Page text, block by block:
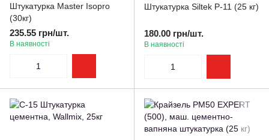
Штукатурка Master Isopro
(30кг)
235.55 грн/шт.
В наявності
Штукатурка Siltek Р-11 (25 кг)
180.00 грн/шт.
В наявності